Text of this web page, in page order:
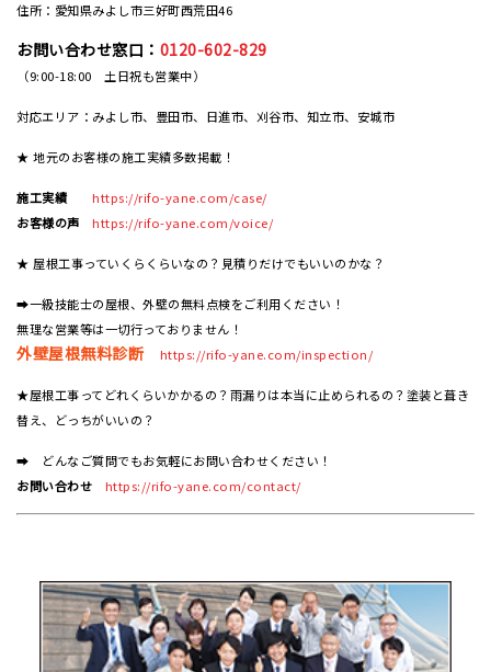
住所：愛知県みよし市三好町西荒田46
お問い合わせ窓口： 0120-602-829
（9:00-18:00 土日祝も営業中）
対応エリア：みよし市、豊田市、日進市、刈谷市、知立市、安城市
★ 地元のお客様の施工実績多数掲載！
施工実績
https://rifo-yane.com/case/
お客様の声
https://rifo-yane.com/voice/
★ 屋根工事っていくらくらいなの？見積りだけでもいいのかな？
➡一級技能士の屋根、外壁の無料点検をご利用ください！
無理な営業等は一切行っておりません！
外壁屋根無料診断 https://rifo-yane.com/inspection/
★屋根工事ってどれくらいかかるの？雨漏りは本当に止められるの？塗装と葺き
替え、どっちがいいの？
➡ どんなご質問でもお気軽にお問い合わせください！
お問い合わせ
https://rifo-yane.com/contact/